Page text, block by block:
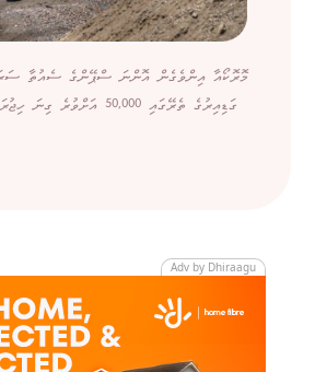
ގަޑިއިރުގެ ތެރޭގައި 50,000 އަށްވުރެ ގިނަ ހިޖުރަވެރިން އެތެރެވާން...
Adv by Dhiraagu